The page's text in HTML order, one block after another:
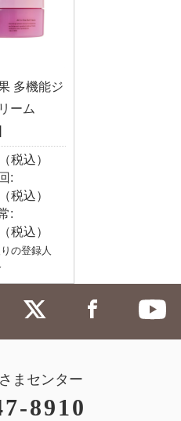
多機能ジ
ーム
税込）
:
税込）
:
税込）
の登録人
まセンター
8910